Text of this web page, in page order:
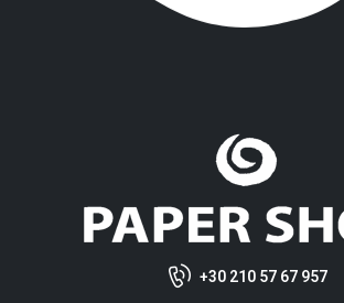
+30 210 57 67 957